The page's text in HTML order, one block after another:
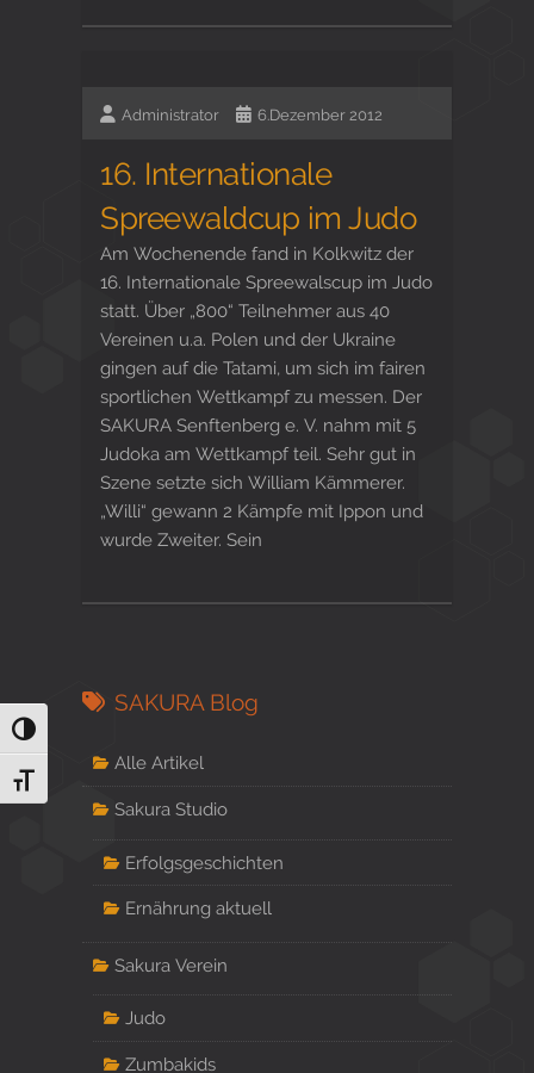
Umschalten auf hohe Kontraste
Schrift vergrößern
Administrator 6.Dezember 2012
16. Internationale
Spreewaldcup im Judo
Am Wochenende fand in Kolkwitz der
16. Internationale Spreewalscup im Judo
statt. Über „800“ Teilnehmer aus 40
Vereinen u.a. Polen und der Ukraine
gingen auf die Tatami, um sich im fairen
sportlichen Wettkampf zu messen. Der
SAKURA Senftenberg e. V. nahm mit 5
Judoka am Wettkampf teil. Sehr gut in
Szene setzte sich William Kämmerer.
„Willi“ gewann 2 Kämpfe mit Ippon und
wurde Zweiter. Sein
SAKURA Blog
Alle Artikel
Sakura Studio
Erfolgsgeschichten
Ernährung aktuell
Sakura Verein
Judo
Zumbakids